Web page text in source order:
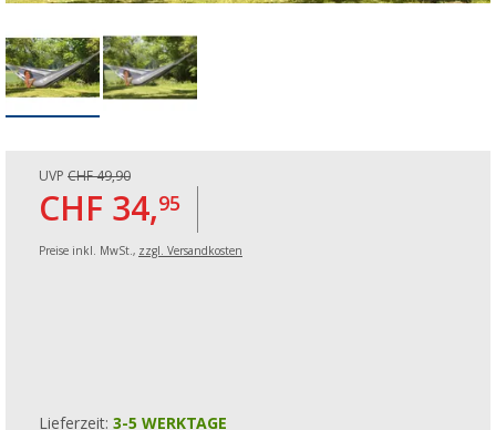
UVP CHF 49,90
CHF 34,95
Preise inkl. MwSt., zzgl. Versandkosten
Lieferzeit: 3-5 WERKTAGE